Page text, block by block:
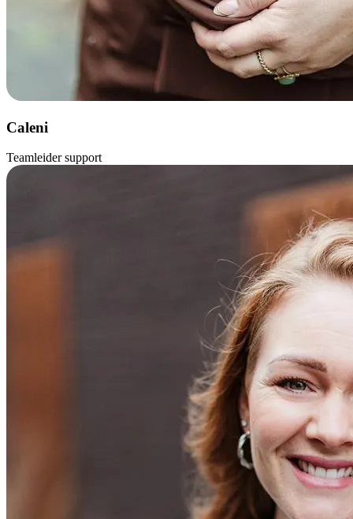
Caleni
Teamleider support